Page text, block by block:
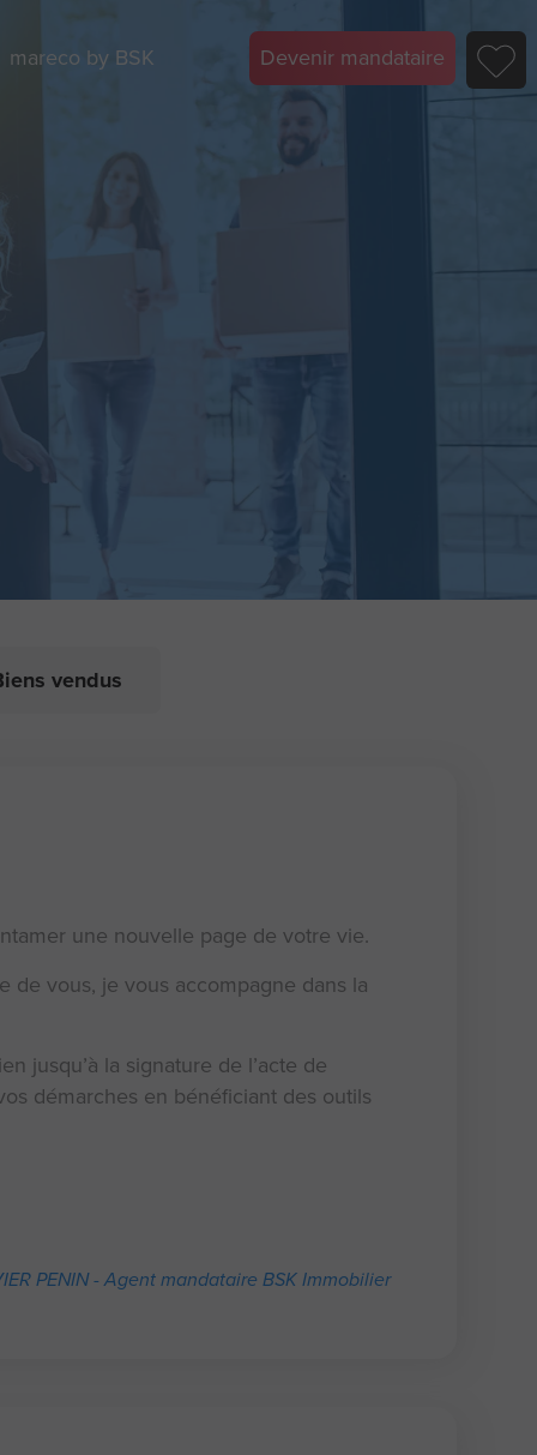
mareco by BSK Devenir mandataire
vendus
une nouvelle page de votre vie.
de vous, je vous accompagne dans la
jusqu’à la signature de l’acte de
démarches en bénéficiant des outils
PENIN - Agent mandataire BSK Immobilier